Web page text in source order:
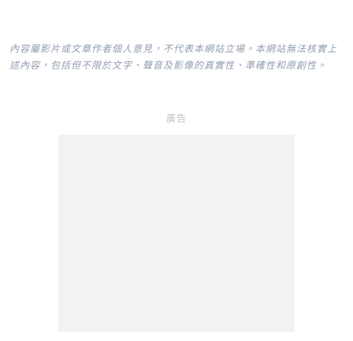
內容屬影片或文章作者個人意見，不代表本網站立場。本網站無法核實上
述內容，包括但不限於文字、聲音及影像的真實性、準確性和原創性。
廣告